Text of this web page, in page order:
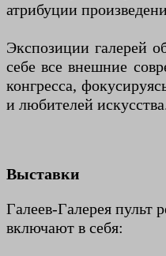
атрибуции
Экспозиции галерей
себе все внешние
конгресса,
и любителей
Выставки
Галеев-Галерея пульт
включают в себя: